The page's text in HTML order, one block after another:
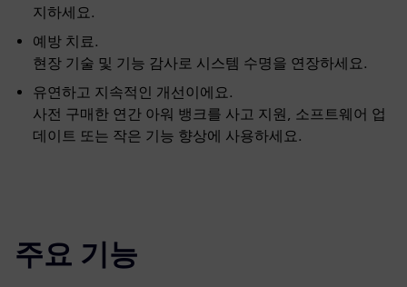
지하세요.
예방 치료.
현장 기술 및 기능 감사로 시스템 수명을 연장하세요.
유연하고 지속적인 개선이에요.
사전 구매한 연간 아워 뱅크를 사고 지원, 소프트웨어 업
데이트 또는 작은 기능 향상에 사용하세요.
주요 기능